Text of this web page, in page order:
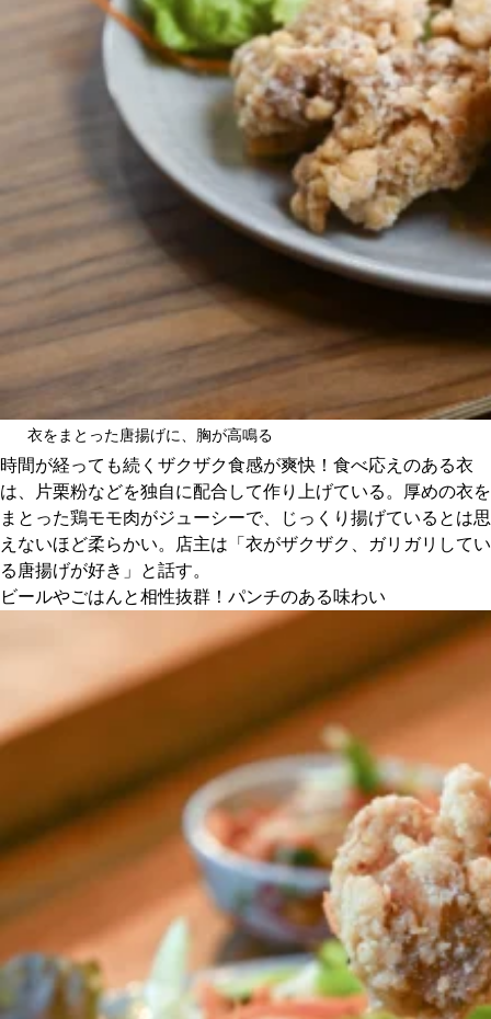
おすすめの映画
誠光社で選びました。
おすすめの本
紹介します。
おすすめのイベント
衣をまとった唐揚げに、胸が高鳴る
時間が経っても続くザクザク食感が爽快！食べ応えのある衣
は、片栗粉などを独自に配合して作り上げている。厚めの衣を
まとった鶏モモ肉がジューシーで、じっくり揚げているとは思
えないほど柔らかい。店主は「衣がザクザク、ガリガリしてい
る唐揚げが好き」と話す。
ビールやごはんと相性抜群！パンチのある味わい